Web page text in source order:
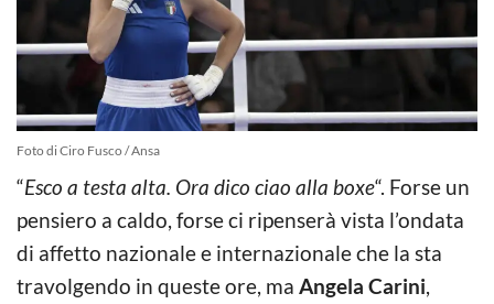
Foto di Ciro Fusco / Ansa
“Esco a testa alta. Ora dico ciao alla boxe“. Forse un
pensiero a caldo, forse ci ripenserà vista l’ondata
di affetto nazionale e internazionale che la sta
travolgendo in queste ore, ma Angela Carini,